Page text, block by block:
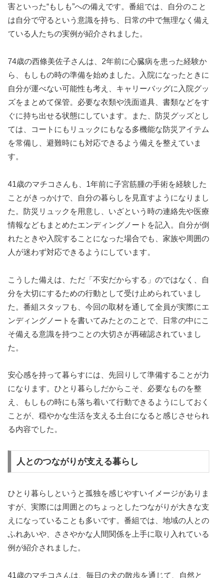
害といった“もしも”への備えです。番組では、自分のこと
は自分で守るという意識を持ち、日常の中で無理なく備え
ている人たちの実例が紹介されました。
74歳の西條美佐子さんは、2年前に心臓病を患った経験か
ら、もしもの時の準備を始めました。入院になったときに
自分が運べない可能性も考え、キャリーバッグに入院グッ
ズをまとめて保管。必要な衣類や洗面道具、書類などをす
ぐに持ち出せる状態にしています。また、防災グッズとし
ては、コートにもリュックにもなる多機能な防災アイテム
を常備し、避難時にも対応できるよう備えを整えていま
す。
41歳のマチコさんも、1年前に子宮筋腫の手術を経験した
ことがきっかけで、自分の暮らしを見直すようになりまし
た。防災リュックを用意し、いざという時の連絡先や医療
情報などもまとめたエンディングノートを記入。自分が倒
れたときや入院することになった場合でも、家族や周囲の
人が迷わず対応できるようにしています。
こうした備えは、ただ「不安だからする」のではなく、自
分を大切にするための行動として受け止められていまし
た。番組スタッフも、今回の取材を通して全員が実際にエ
ンディングノートを書いてみたとのことで、日常の中にこ
そ備える意識を持つことの大切さが再確認されていまし
た。
安心感を持って暮らすには、先回りして準備することが力
になります。ひとり暮らしだからこそ、必要なものを整
え、もしもの時にも落ち着いて行動できるようにしておく
ことが、穏やかな生活を支える土台になると感じさせられ
る内容でした。
人とのつながりが支える暮らし
ひとり暮らしというと孤独を感じやすいイメージがありま
すが、実際には周囲とのちょっとしたつながりが大きな支
えになっていることも多いです。番組では、地域の人との
ふれあいや、ささやかな人間関係を上手に取り入れている
例が紹介されました。
41歳のマチコさんは、毎日の犬の散歩を通じて、自然と